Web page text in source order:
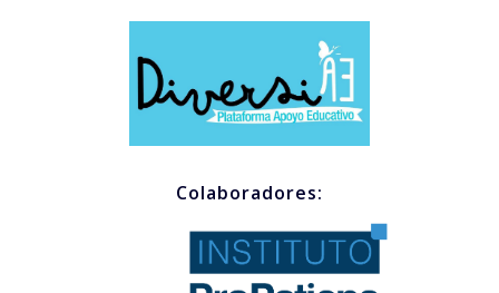
Colaboradores: